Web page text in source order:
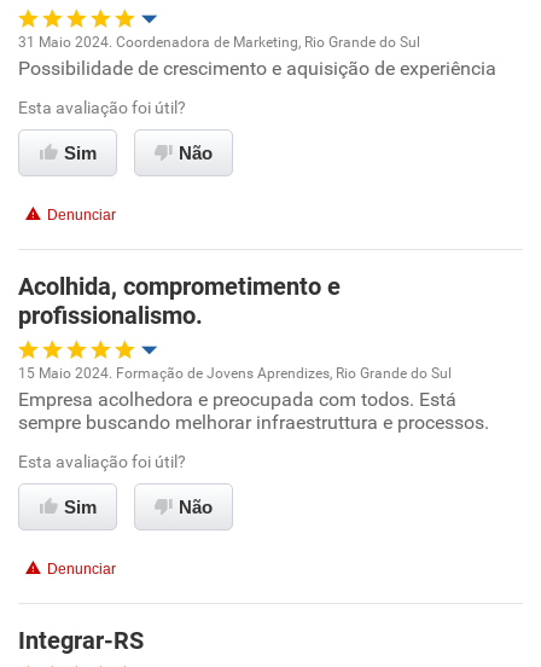
Recomenda esta empresa
Oportunidade de promoção
Ambiente de trabalho
Benefícios
Recomenda esta empresa
31 Maio 2024. Coordenadora de Marketing, Rio Grande do Sul
Possibilidade de crescimento e aquisição de experiência
Esta avaliação foi útil?
Sim Não
Denunciar
Acolhida, comprometimento e
profissionalismo.
Oportunidade de promoção
Ambiente de trabalho
Conciliação com a vida familiar
Recomenda esta empresa
15 Maio 2024. Formação de Jovens Aprendizes, Rio Grande do Sul
Empresa acolhedora e preocupada com todos. Está
sempre buscando melhorar infraestruttura e processos.
Esta avaliação foi útil?
Sim Não
Denunciar
Integrar-RS